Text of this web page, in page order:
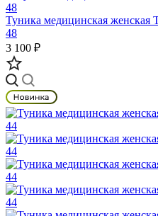
Туника медицинская женская
48
3 100 ₽